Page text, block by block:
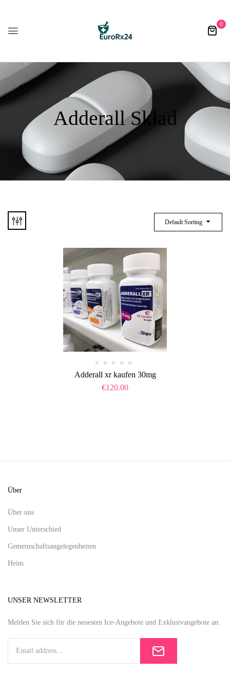
0
Adderall Skład
Default Sorting
Adderall xr kaufen 30mg
€120.00
Über
Über uns
Unser Unterschied
Gemeinschaftsangelegenheiten
Heim
UNSER NEWSLETTER
Melden Sie sich für die neuesten Ice-Angebote und Exklusivangebote an.